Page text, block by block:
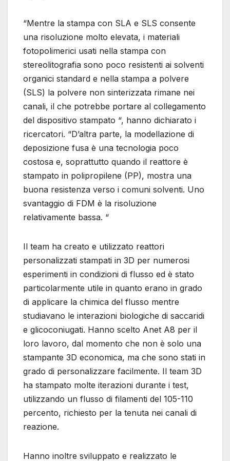
“Mentre la stampa con SLA e SLS consente
una risoluzione molto elevata, i materiali
fotopolimerici usati nella stampa con
stereolitografia sono poco resistenti ai solventi
organici standard e nella stampa a polvere
(SLS) la polvere non sinterizzata rimane nei
canali, il che potrebbe portare al collegamento
del dispositivo stampato “, hanno dichiarato i
ricercatori. “D’altra parte, la modellazione di
deposizione fusa è una tecnologia poco
costosa e, soprattutto quando il reattore è
stampato in polipropilene (PP), mostra una
buona resistenza verso i comuni solventi. Uno
svantaggio di FDM è la risoluzione
relativamente bassa. “
Il team ha creato e utilizzato reattori
personalizzati stampati in 3D per numerosi
esperimenti in condizioni di flusso ed è stato
particolarmente utile in quanto erano in grado
di applicare la chimica del flusso mentre
studiavano le interazioni biologiche di saccaridi
e glicoconiugati. Hanno scelto Anet A8 per il
loro lavoro, dal momento che non è solo una
stampante 3D economica, ma che sono stati in
grado di personalizzare facilmente. Il team 3D
ha stampato molte iterazioni durante i test,
utilizzando un flusso di filamenti del 105-110
percento, richiesto per la tenuta nei canali di
reazione.
Hanno inoltre sviluppato e realizzato le